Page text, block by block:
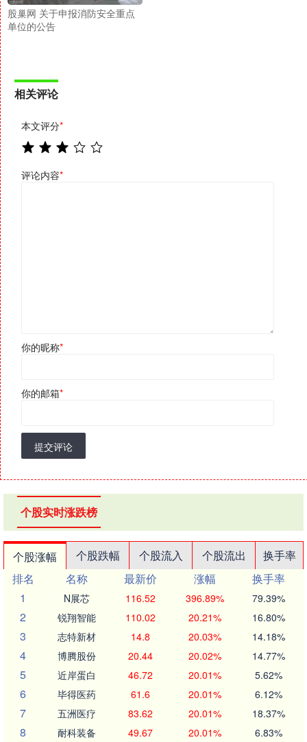
股巢网 关于申报消防安全重点
单位的公告
相关评论
本文评分*
评论内容*
你的昵称*
你的邮箱*
提交评论
个股实时涨跌榜
个股涨幅 个股跌幅 个股流入 个股流出
换手率
排名
名称 最新价 涨幅
换手率
1
N展芯 116.52 396.89% 79.39%
2 锐翔智能 110.02 20.21% 16.80%
3 志特新材 14.8 20.03% 14.18%
4 博腾股份 20.44 20.02% 14.77%
5 近岸蛋白 46.72 20.01% 5.62%
6 毕得医药 61.6 20.01% 6.12%
7 五洲医疗 83.62 20.01% 18.37%
8 耐科装备 49.67 20.01% 6.83%